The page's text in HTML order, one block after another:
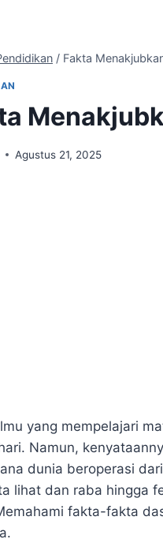
/ Fakta
Agustus 21, 2025
yang mempelajari
Namun,
dunia beroperasi
lihat dan raba hingga
fakta-fakta